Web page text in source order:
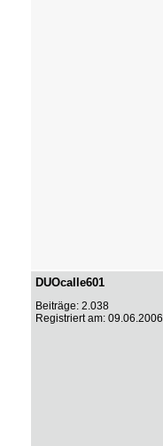
DUOcalle601
Beiträge: 2.038
Registriert am: 09.06.2006